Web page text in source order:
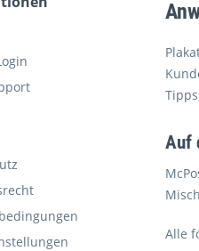
Auf
Alle